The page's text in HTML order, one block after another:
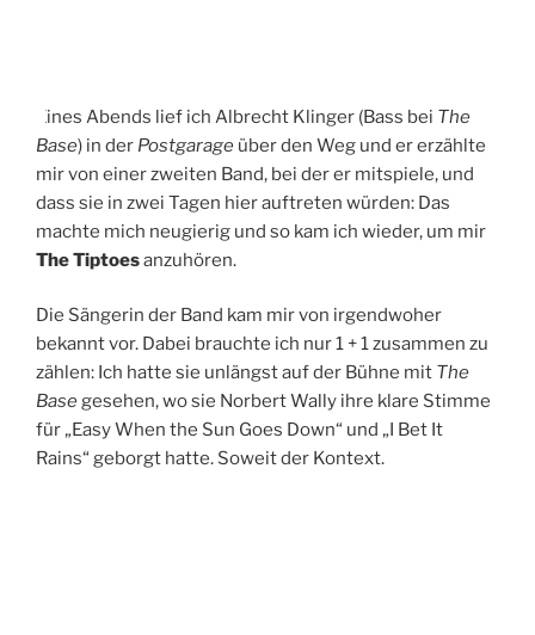
Eines Abends lief ich Albrecht Klinger (Bass bei The
Base) in der Postgarage über den Weg und er erzählte
mir von einer zweiten Band, bei der er mitspiele, und
dass sie in zwei Tagen hier auftreten würden: Das
machte mich neugierig und so kam ich wieder, um mir
The Tiptoesanzuhören.
Die Sängerin der Band kam mir von irgendwoher
bekannt vor. Dabei brauchte ich nur 1 + 1 zusammen zu
zählen: Ich hatte sie unlängst auf der Bühne mit The
Basegesehen, wo sie Norbert Wally ihre klare Stimme
für „Easy When the Sun Goes Down“ und „I Bet It
Rains“ geborgt hatte. Soweit der Kontext.